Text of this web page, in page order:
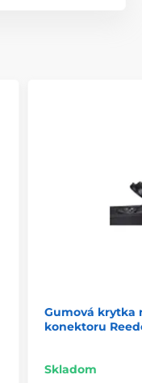
Gumová krytka
konektoru
Skladom